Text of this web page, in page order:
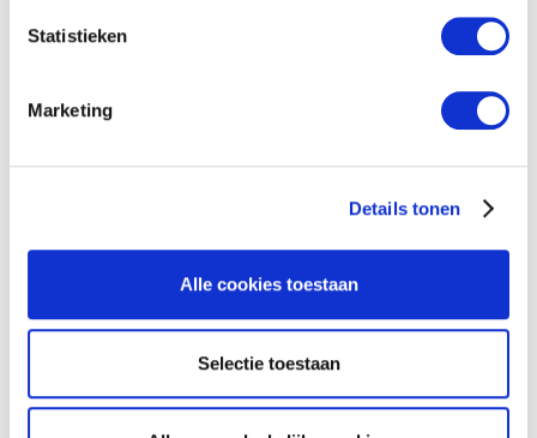
Statistieken
Marketing
Details tonen
Alle cookies toestaan
Selectie toestaan